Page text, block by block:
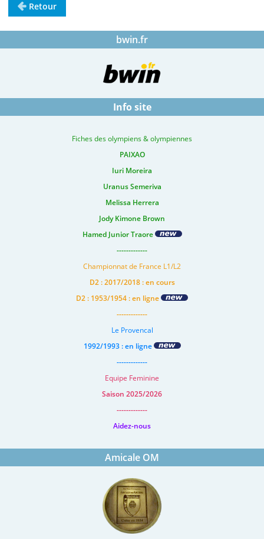
Retour
bwin.fr
Info site
Fiches des olympiens & olympiennes
PAIXAO
Iuri Moreira
Uranus Semeriva
Melissa Herrera
Jody Kimone Brown
Hamed Junior Traore
-------------
Championnat de France L1/L2
D2 : 2017/2018 : en cours
D2 : 1953/1954 : en ligne
-------------
Le Provencal
1992/1993 : en ligne
-------------
Equipe Feminine
Saison 2025/2026
-------------
Aidez-nous
Amicale OM